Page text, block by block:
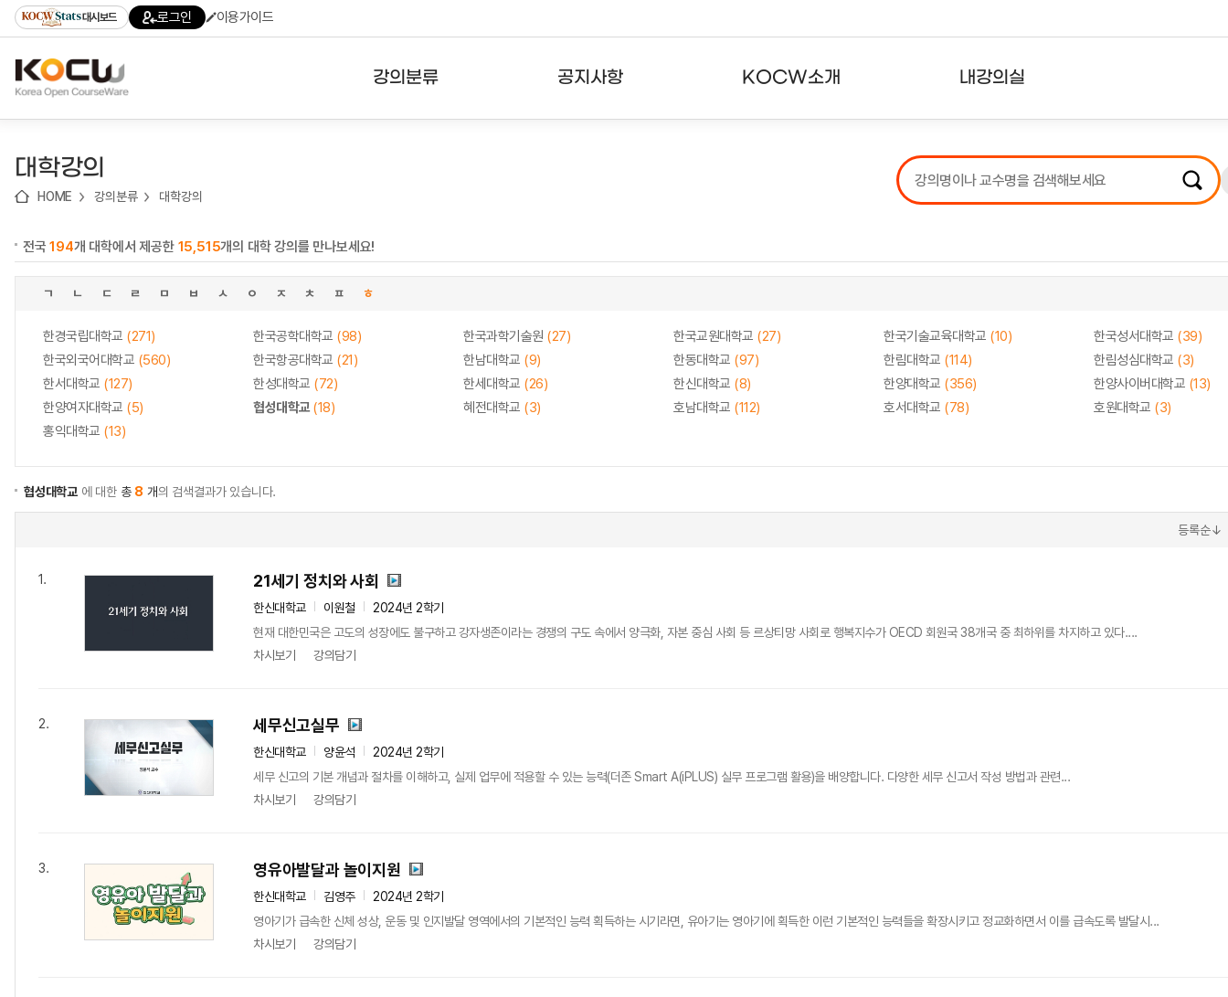
기
기
기
content)
가
대시보드 로그인 이용가이드
강의분류 공지사항 KOCW소개 내강의실
강의리스트
수강확인증강의
대학강의
HOME 강의분류 대학강의
전국194개 대학에서 제공한 15,515개의 대학 강의를 만나보세요!
ㄱ ㄴ ㄷ ㄹ ㅁ ㅂ ㅅ ㅇ ㅈ ㅊ ㅍ ㅎ
한경국립대학교 (271) 한국공학대학교 (98) 한국과학기술원 (27) 한국교원대학교 (27) 한국기술교육대학교 (10) 한국성서대학교 (39)
한국외국어대학교 (560) 한국항공대학교 (21) 한남대학교 (9) 한동대학교 (97) 한림대학교 (114) 한림성심대학교 (3)
한서대학교 (127) 한성대학교 (72) 한세대학교 (26) 한신대학교 (8) 한양대학교 (356) 한양사이버대학교 (13)
한양여자대학교 (5) 협성대학교(18) 혜전대학교 (3) 호남대학교 (112) 호서대학교 (78) 호원대학교 (3)
홍익대학교 (13)
협성대학교 에 대한 총 8 개의 검색결과가 있습니다.
등록순↓
1. 21세기 정치와 사회
한신대학교 이원철
2024년 2학기
현재 대한민국은 고도의 성장에도 불구하고 강자생존이라는 경쟁의 구도 속에서 양극화, 자본 중심 사회 등 르상티망 사회로 행복지수가 OECD 회원국 38개국 중 최하위를 차지하고 있다....
차시보기
강의담기
2. 세무신고실무
한신대학교 양윤석
2024년 2학기
세무 신고의 기본 개념과 절차를 이해하고, 실제 업무에 적용할 수 있는 능력(더존 Smart A(iPLUS) 실무 프로그램 활용)을 배양합니다. 다양한 세무 신고서 작성 방법과 관련...
차시보기
강의담기
3. 영유아발달과 놀이지원
한신대학교 김영주
2024년 2학기
영아기가 급속한 신체 성상, 운동 및 인지발달 영역에서의 기본적인 능력 획득하는 시기라면, 유아기는 영아기에 획득한 이런 기본적인 능력들을 확장시키고 정교화하면서 이를 급속도록 발달시...
차시보기
강의담기